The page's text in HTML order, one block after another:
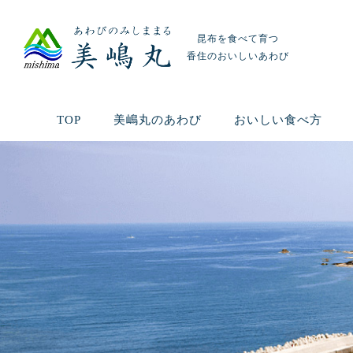
昆布を食べて育つ
香住のおいしいあわび
TOP 美嶋丸のあわび おいしい食べ方